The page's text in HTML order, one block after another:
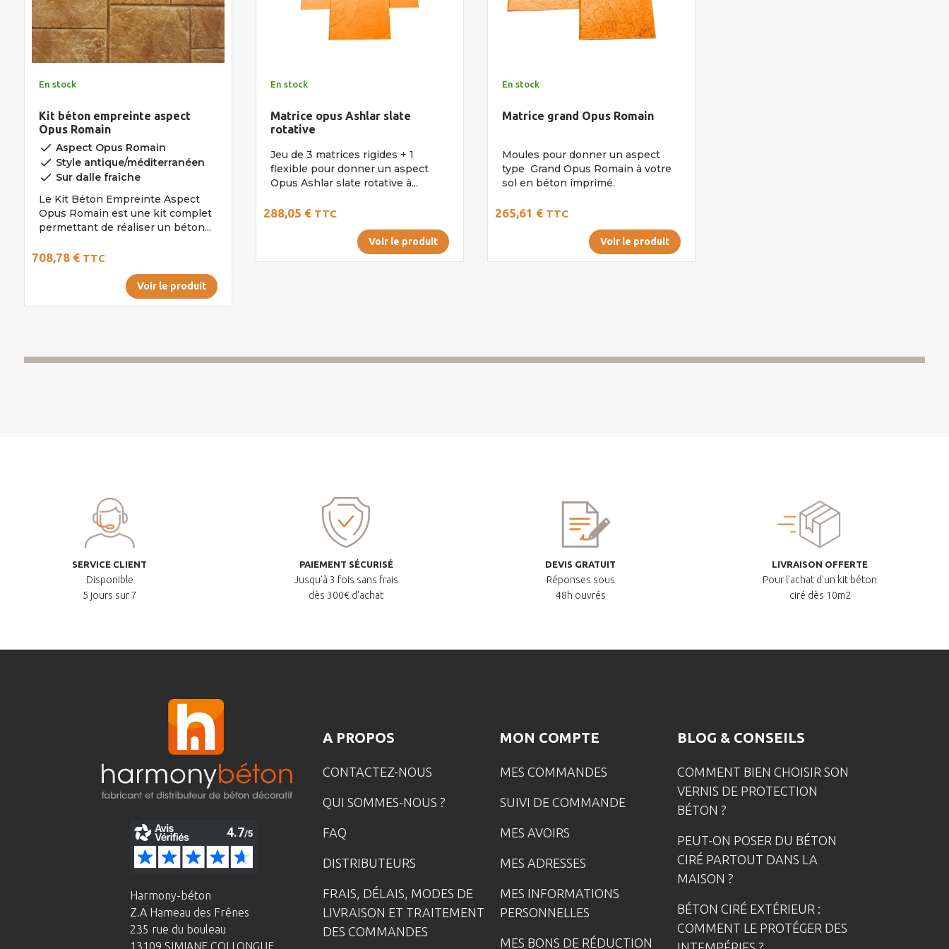
En stock
Kit béton empreinte aspect
Opus Romain
done Aspect Opus Romain
done Style antique/méditerranéen
done Sur dalle fraîche
Le Kit Béton Empreinte Aspect
Opus Romain est une kit complet
permettant de réaliser un béton...
708,78 € TTC
Voir le produit
En stock
Matrice opus Ashlar slate
rotative
Jeu de 3 matrices rigides + 1
flexible pour donner un aspect
Opus Ashlar slate rotative à...
288,05 € TTC
Voir le produit
En stock
Matrice grand Opus Romain
Moules pour donner un aspect
type Grand Opus Romain à votre
sol en béton imprimé.
265,61 € TTC
Voir le produit
SERVICE CLIENT
Disponible
5 jours sur 7
PAIEMENT SÉCURISÉ
Jusqu'à 3 fois sans frais
dès 300€ d'achat
DEVIS GRATUIT
Réponses sous
48h ouvrés
LIVRAISON OFFERTE
Pour l'achat d'un kit béton
ciré dès 10m2
Harmony-béton
Z.A Hameau des Frênes
235 rue du bouleau
13109 SIMIANE COLLONGUE
A PROPOS
CONTACTEZ-NOUS
QUI SOMMES-NOUS ?
FAQ
DISTRIBUTEURS
FRAIS, DÉLAIS, MODES DE
LIVRAISON ET TRAITEMENT
DES COMMANDES
MON COMPTE
MES COMMANDES
SUIVI DE COMMANDE
MES AVOIRS
MES ADRESSES
MES INFORMATIONS
PERSONNELLES
MES BONS DE RÉDUCTION
BLOG & CONSEILS
COMMENT BIEN CHOISIR SON
VERNIS DE PROTECTION
BÉTON ?
PEUT-ON POSER DU BÉTON
CIRÉ PARTOUT DANS LA
MAISON ?
BÉTON CIRÉ EXTÉRIEUR :
COMMENT LE PROTÉGER DES